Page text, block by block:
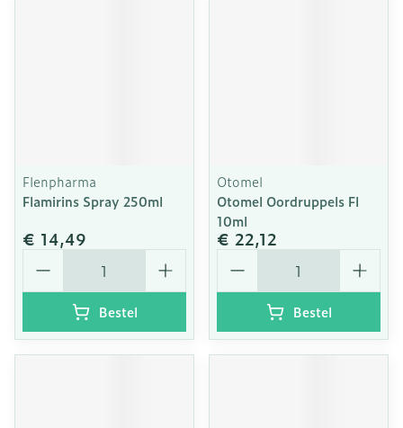
Flenpharma
Flamirins Spray 250ml
€ 14,49
Aantal
Bestel
Otomel
Otomel Oordruppels Fl
10ml
€ 22,12
Aantal
Bestel